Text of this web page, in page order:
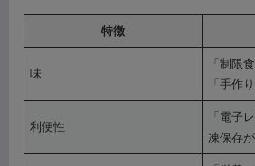
特徴
味
「制限
「手作
利便性
「電子
凍保存が